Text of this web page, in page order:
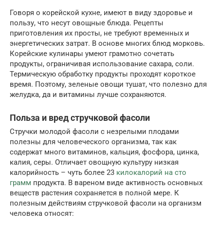
Говоря о корейской кухне, имеют в виду здоровье и
пользу, что несут овощные блюда. Рецепты
приготовления их просты, не требуют временных и
энергетических затрат. В основе многих блюд морковь.
Корейские кулинары умеют грамотно сочетать
продукты, ограничивая использование сахара, соли.
Термическую обработку продукты проходят короткое
время. Поэтому, зеленые овощи тушат, что полезно для
желудка, да и витамины лучше сохраняются.
Польза и вред стручковой фасоли
Стручки молодой фасоли с незрелыми плодами
полезны для человеческого организма, так как
содержат много витаминов, кальция, фосфора, цинка,
калия, серы. Отличает овощную культуру низкая
калорийность – чуть более 23 килокалорий на сто
грамм продукта. В вареном виде активность основных
веществ растения сохраняется в полной мере. К
полезным действиям стручковой фасоли на организм
человека относят: